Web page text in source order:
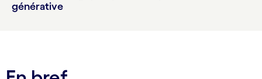
générative